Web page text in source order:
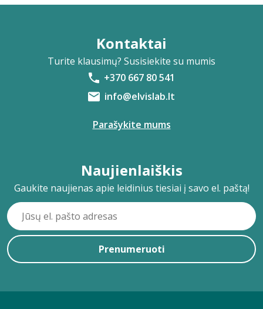
Kontaktai
Turite klausimų? Susisiekite su mumis
+370 667 80 541
info@elvislab.lt
Parašykite mums
Naujienlaiškis
Gaukite naujienas apie leidinius tiesiai į savo el. paštą!
Prenumeruoti